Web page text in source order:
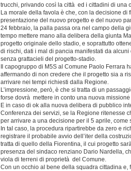
trucchi, privando così la città ed i cittadini di una
La morale della favola è che, con la decisione
presentazione del nuovo progetto e del nuovo
24 febbraio, la palla passa ora nel campo della
tempo mettere mano alla delibera della giunta
progetto originale dello stadio, e soprattutto
di rischi, dati i mal di pancia manifestati da
senza grattacieli del progetto-stadio.
Il capogruppo di M5S al Comune Paolo
affermando di non credere che il progetto sia a
arrivare nei tempi richiesti dalla Regione.
L’impressione, però, è che si tratta di un
forse dovrà mettere in conto una nuova
E in caso di ok alla nuova delibera di pubblico
Conferenza dei servizi, se la Regione ritenesse
per arrivare a una decisione per il 5 aprile, come
In tal caso, la procedura ripartirebbe da zero e
registrare il probabile avvio dell’iter della
tratta di quello della Fiorentina, il cui progetto
presenza del sindaco renziano Dario Nardella,
viola di terreni di proprietà del Comune.
Con un occhio al bene della squadra cittadina e,